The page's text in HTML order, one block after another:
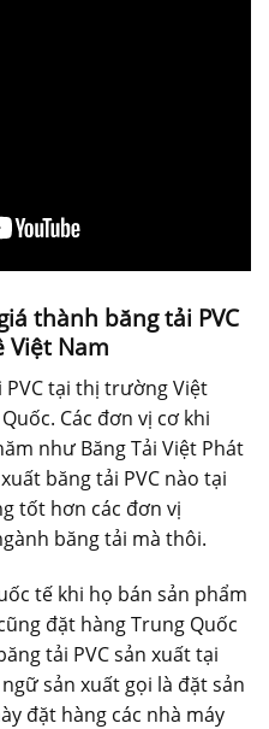
thành băng tải PVC
Việt Nam
tại thị trường Việt
Các đơn vị cơ khi
như Băng Tải Việt Phát
băng tải PVC nào tại
tốt hơn các đơn vị
băng tải mà thôi.
tế khi họ bán sản phẩm
đặt hàng Trung Quốc
tải PVC sản xuất tại
sản xuất gọi là đặt sản
đặt hàng các nhà máy